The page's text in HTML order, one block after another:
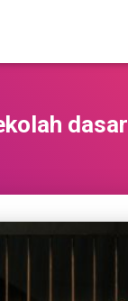
dasar